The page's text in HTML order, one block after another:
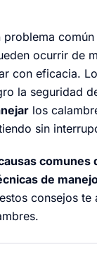
problema
ocurrir de
con eficacia.
la seguridad
los
sin
comunes
de
consejos te